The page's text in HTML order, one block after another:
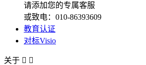
请添加您的专属客服
或致电：010-86393609
教育认证
对标Visio
关于  